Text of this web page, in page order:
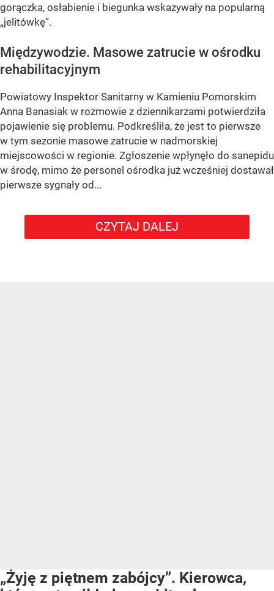
gorączka, osłabienie i biegunka wskazywały na popularną
„jelitówkę”.
Międzywodzie. Masowe zatrucie w ośrodku
rehabilitacyjnym
Powiatowy Inspektor Sanitarny w Kamieniu Pomorskim
Anna Banasiak w rozmowie z dziennikarzami potwierdziła
pojawienie się problemu. Podkreśliła, że jest to pierwsze
w tym sezonie masowe zatrucie w nadmorskiej
miejscowości w regionie. Zgłoszenie wpłynęło do sanepidu
w środę, mimo że personel ośrodka już wcześniej dostawał
pierwsze sygnały od...
CZYTAJ DALEJ
„Żyję z piętnem zabójcy”. Kierowca,